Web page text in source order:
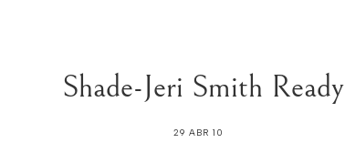
Shade-Jeri Smith Ready
29 ABR 10